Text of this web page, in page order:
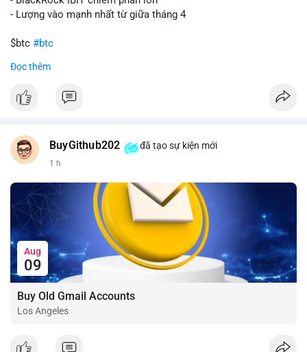
- Lượng vào mạnh nhất từ giữa tháng 4
$btc #btc
#vlikevn
📰 Nguồn: CoinDesk
Đọc thêm
BuyGithub202 đã tạo sự kiện mới
1 h
Aug
09
Buy Old Gmail Accounts
Los Angeles